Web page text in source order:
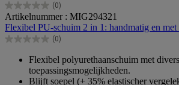
(0)
0.0
van
de
5
Artikelnummer : MIG294321
Flexibel PU-schuim 2 in 1: handmatig en
(0)
0.0
Flexibel polyurethaanschuim met
toepassingsmogelijkheden.
Blijft soepel (+ 35% elastischer